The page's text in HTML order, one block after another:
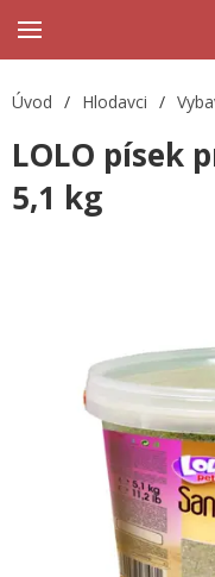
Úvod / Hlodavci /
LOLO písek
5,1 kg